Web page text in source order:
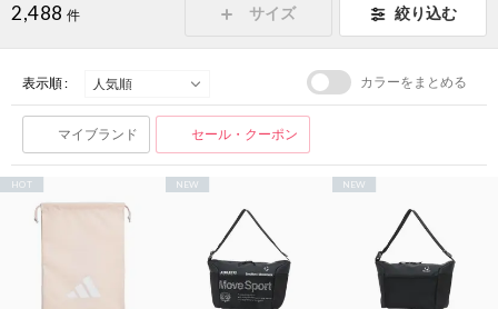
2,488 件 サイズ 絞り込む
表示順 : カラーをまとめる
マイブランド セール・クーポン
HOT NEW NEW